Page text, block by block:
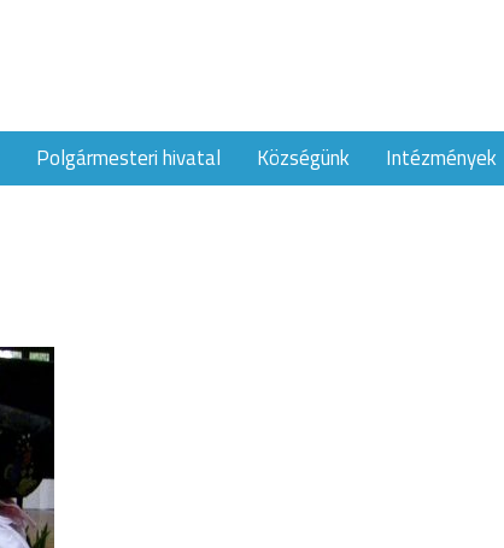
Polgármesteri hivatal Községünk Intézmények